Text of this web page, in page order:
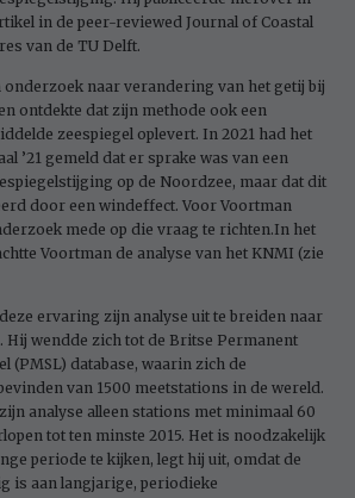
in de peer-reviewed Journal of Coastal
van de TU Delft.
onderzoek naar verandering van het getij bij
ontdekte dat zijn methode ook een
zeespiegel oplevert. In 2021 had het
’21 gemeld dat er sprake was van een
op de Noordzee, maar dat dit
door een windeffect. Voor Voortman
mede op die vraag te richten.In het
Voortman de analyse van het KNMI (zie
ervaring zijn analyse uit te breiden naar
Hij wendde zich tot de Britse Permanent
(PMSL) database, waarin zich de
van 1500 meetstations in de wereld.
analyse alleen stations met minimaal 60
tot ten minste 2015. Het is noodzakelijk
periode te kijken, legt hij uit, omdat de
is aan langjarige, periodieke